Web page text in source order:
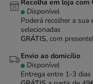
Recolha em loja
Disponível
Poderá recolher a sua
selecionadas
GRÁTIS, com presente!
Envio ao domicílio
Disponível
Entrega entre 1-3 dias